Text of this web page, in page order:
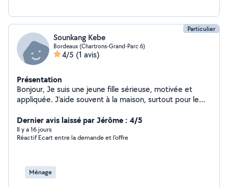
Particulier
Sounkang Kebe
Bordeaux (Chartrons-Grand-Parc 6)
4/5 (1 avis)
Présentation
Bonjour, Je suis une jeune fille sérieuse, motivée et
appliquée. J'aide souvent à la maison, surtout pour le
tout soit propre et bien rangé. Je suis ponctuelle,
respectueuse et attentive aux consignes. J'apprécie le
contact avec les gens et j'aime aider. N'hésitez pas à
bientôt !
Dernier avis laissé par Jérôme : 4/5
Il y a 16 jours
Réactif Ecart entre la demande et l'offre
Ménage